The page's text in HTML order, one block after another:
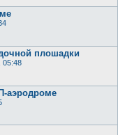
плошадки
05:48
аэродроме